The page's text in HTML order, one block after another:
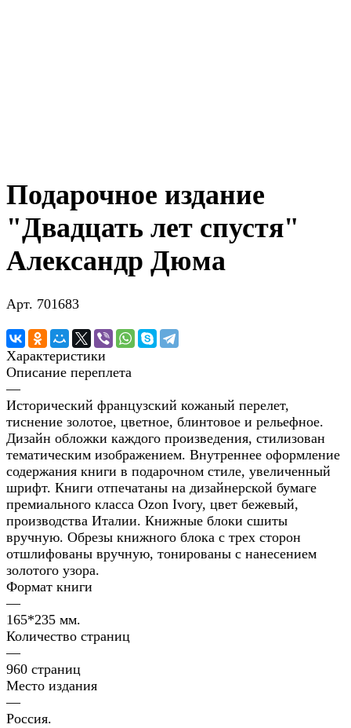
Подарочное издание
"Двадцать лет спустя"
Александр Дюма
Арт. 701683
Характеристики
Описание переплета
—
Исторический французский кожаный перелет,
тиснение золотое, цветное, блинтовое и рельефное.
Дизайн обложки каждого произведения, стилизован
тематическим изображением. Внутреннее оформление
содержания книги в подарочном стиле, увеличенный
шрифт. Книги отпечатаны на дизайнерской бумаге
премиального класса Ozon Ivory, цвет бежевый,
производства Италии. Книжные блоки сшиты
вручную. Обрезы книжного блока с трех сторон
отшлифованы вручную, тонированы с нанесением
золотого узора.
Формат книги
—
165*235 мм.
Количество страниц
—
960 страниц
Место издания
—
Россия.